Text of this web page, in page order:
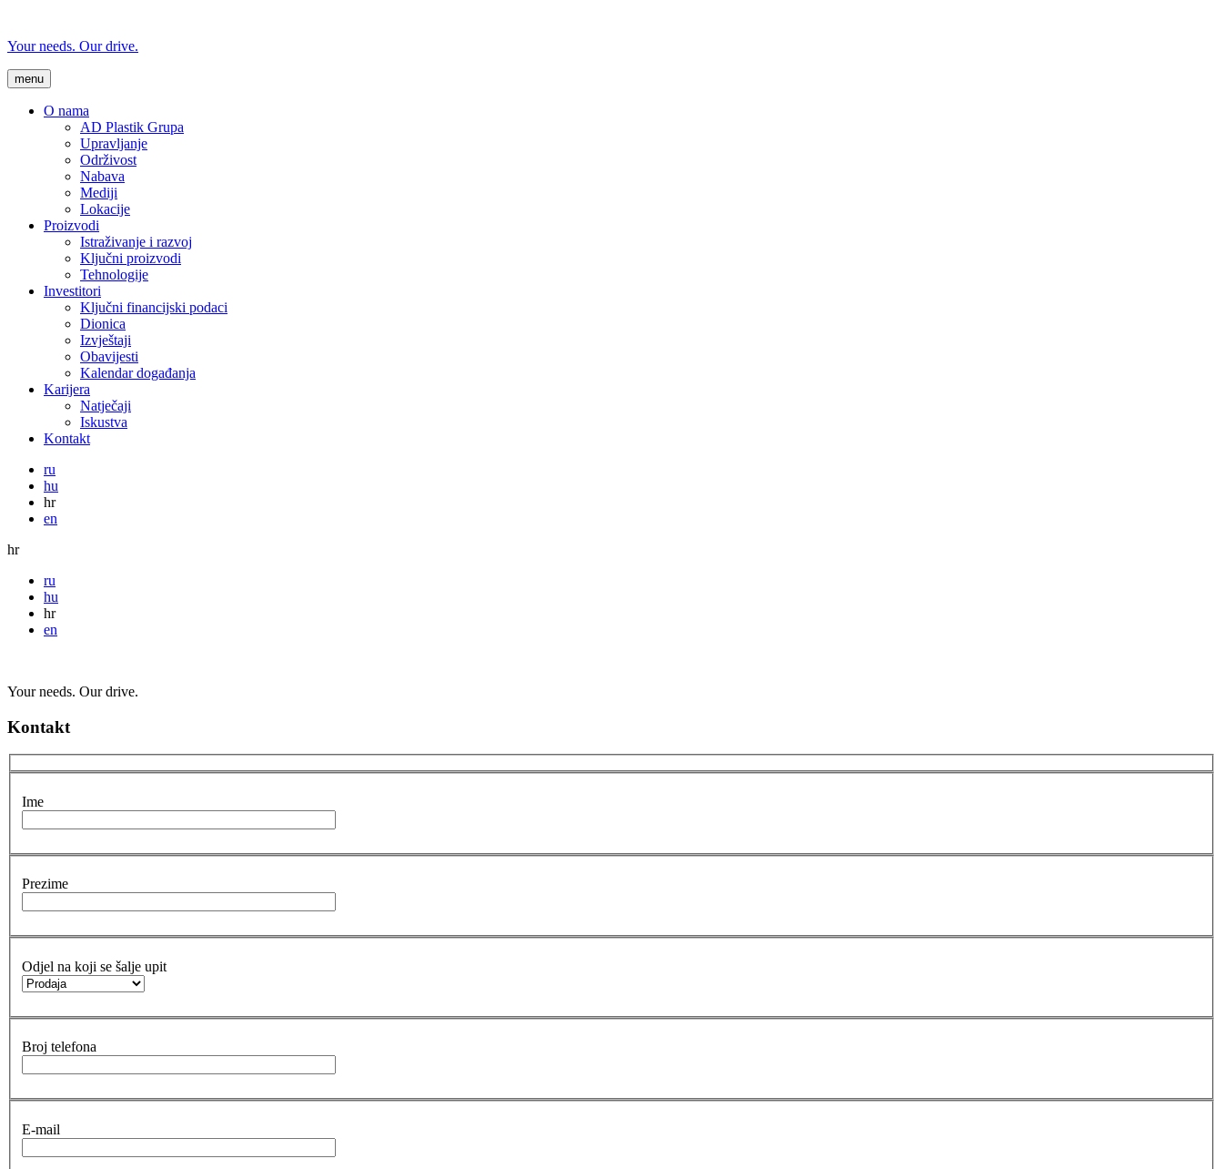
Your needs. Our drive.
menu
O nama
AD Plastik Grupa
Upravljanje
Održivost
Nabava
Mediji
Lokacije
Proizvodi
Istraživanje i razvoj
Ključni proizvodi
Tehnologije
Investitori
Ključni financijski podaci
Dionica
Izvještaji
Obavijesti
Kalendar događanja
Karijera
Natječaji
Iskustva
Kontakt
ru
hu
hr
en
hr
ru
hu
hr
en
Your needs. Our drive.
Kontakt
Ime
Prezime
Odjel na koji se šalje upit
Broj telefona
E-mail